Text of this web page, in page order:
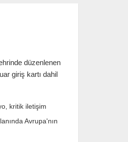
düzenlenen
giriş kartı dahil
kritik iletişim
Avrupa'nın